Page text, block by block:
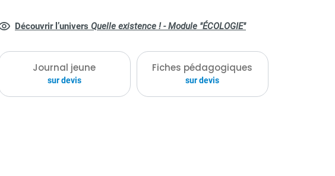
de 10 journaux par commande), jusqu’à 10 vidéos et des fiches
pédagogiques avec des déroulements « clé en main » pour
Découvrir l’univers Quelle existence ! - Module "ÉCOLOGIE"
Journal jeune
sur devis
Fiches pédagogiques
sur devis